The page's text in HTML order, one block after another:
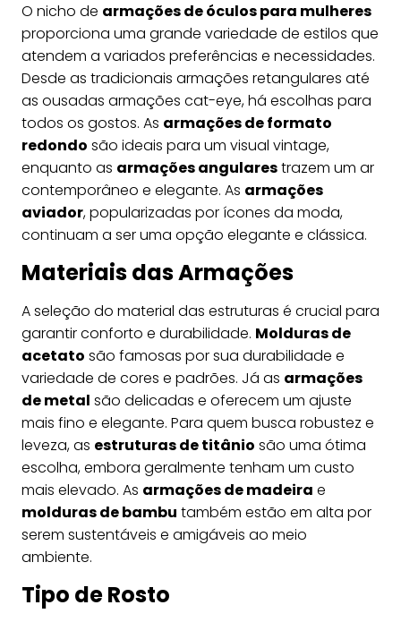
O nicho de armações de óculos para mulheres
proporciona uma grande variedade de estilos que
atendem a variados preferências e necessidades.
Desde as tradicionais armações retangulares até
as ousadas armações cat-eye, há escolhas para
todos os gostos. As armações de formato
redondo são ideais para um visual vintage,
enquanto as armações angularestrazem um ar
contemporâneo e elegante. As armações
aviador, popularizadas por ícones da moda,
continuam a ser uma opção elegante e clássica.
Materiais das Armações
A seleção do material das estruturas é crucial para
garantir conforto e durabilidade. Molduras de
acetato são famosas por sua durabilidade e
variedade de cores e padrões. Já as armações
de metal são delicadas e oferecem um ajuste
mais fino e elegante. Para quem busca robustez e
leveza, as estruturas de titânio são uma ótima
escolha, embora geralmente tenham um custo
mais elevado. As armações de madeira e
molduras de bambu também estão em alta por
serem sustentáveis e amigáveis ao meio
ambiente.
Tipo de Rosto